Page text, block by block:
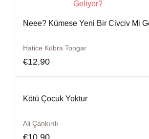
Neee? Kümese Yeni Bir Civciv Mi
Hatice Kübra Tongar
€12,90
Kötü Çocuk Yoktur
Ali Çankırılı
€10,90